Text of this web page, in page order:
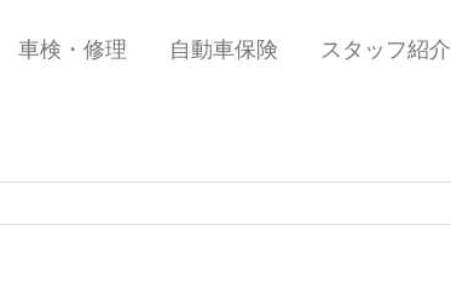
車検・修理 自動車保険 スタッフ紹介